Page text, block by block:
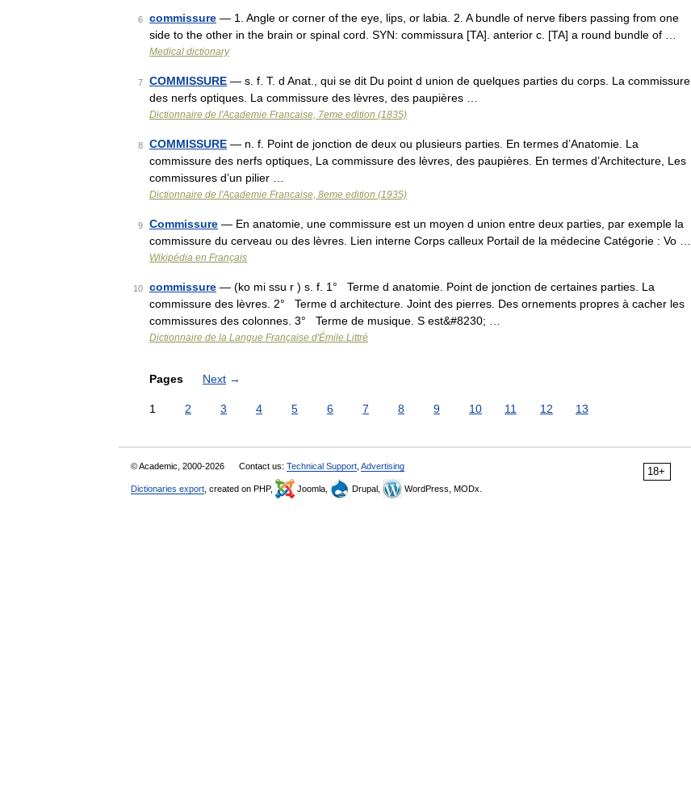
6 commissure — 1. Angle or corner of the eye, lips, or labia. 2. A bundle of nerve fibers passing from one
side to the other in the brain or spinal cord. SYN: commissura [TA]. anterior c. [TA] a round bundle of …
Medical dictionary
7 COMMISSURE — s. f. T. d Anat., qui se dit Du point d union de quelques parties du corps. La commissure
des nerfs optiques. La commissure des lèvres, des paupières …
Dictionnaire de l'Academie Francaise, 7eme edition (1835)
8 COMMISSURE — n. f. Point de jonction de deux ou plusieurs parties. En termes d’Anatomie. La
commissure des nerfs optiques, La commissure des lèvres, des paupières. En termes d’Architecture, Les
commissures d’un pilier …
Dictionnaire de l'Academie Francaise, 8eme edition (1935)
9 Commissure — En anatomie, une commissure est un moyen d union entre deux parties, par exemple la
commissure du cerveau ou des lèvres. Lien interne Corps calleux Portail de la médecine Catégorie : Vo …
Wikipédia en Français
10 commissure — (ko mi ssu r ) s. f. 1° Terme d anatomie. Point de jonction de certaines parties. La
commissure des lèvres. 2° Terme d architecture. Joint des pierres. Des ornements propres à cacher les
commissures des colonnes. 3° Terme de musique. S est&#8230; …
Dictionnaire de la Langue Française d'Émile Littré
Pages Next →
1 2 3 4 5 6 7 8 9 10 11 12 13
18+
© Academic, 2000-2026 Contact us: Technical Support Advertising
Dictionaries export , created on PHP, Joomla, Drupal, WordPress, MODx.